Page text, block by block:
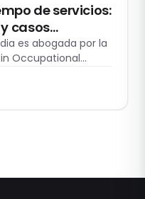
de servicios:
casos
próximo
2021
es abogada por la
Occupational…